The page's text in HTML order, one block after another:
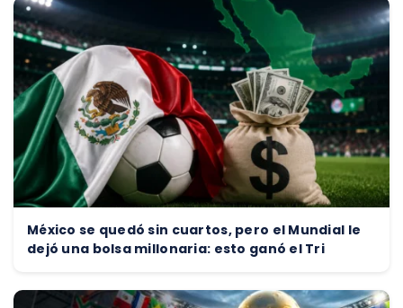
México se quedó sin cuartos, pero el Mundial le
dejó una bolsa millonaria: esto ganó el Tri